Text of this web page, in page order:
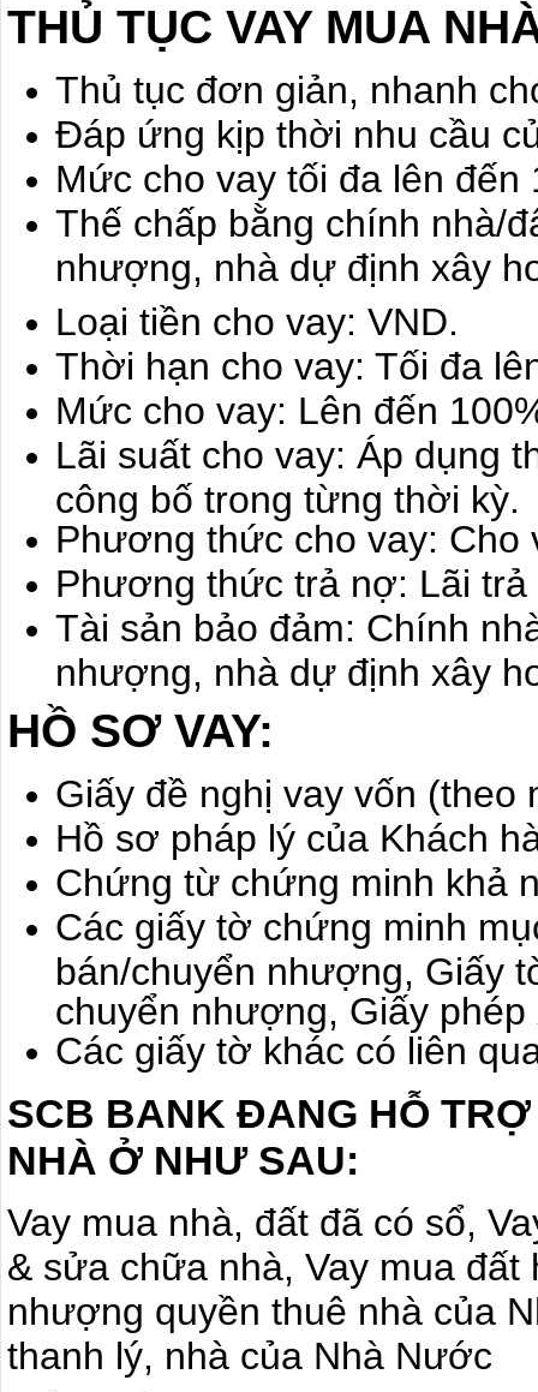
THỦ TỤC VAY MUA
Thủ tục đơn giản, nhanh
Đáp ứng kịp thời nhu cầu
Mức cho vay tối đa lên đến
Thế chấp bằng chính nhà/
nhượng, nhà dự định xây
Loại tiền cho vay: VND.
Thời hạn cho vay: Tối đa
Mức cho vay: Lên đến
Lãi suất cho vay: Áp dụng
công bố trong từng thời kỳ.
Phương thức cho vay: Cho
Phương thức trả nợ: Lãi
Tài sản bảo đảm: Chính
nhượng, nhà dự định xây
HỒ SƠ VAY:
Giấy đề nghị vay vốn (theo
Hồ sơ pháp lý của Khách
Chứng từ chứng minh khả
Các giấy tờ chứng minh
bán/chuyển nhượng, Giấy
chuyển nhượng, Giấy
Các giấy tờ khác có liên
SCB BANK ĐANG HỖ
NHÀ Ở NHƯ SAU:
Vay mua nhà, đất đã có sổ,
& sửa chữa nhà, Vay mua
nhượng quyền thuê nhà của
thanh lý, nhà của Nhà Nước